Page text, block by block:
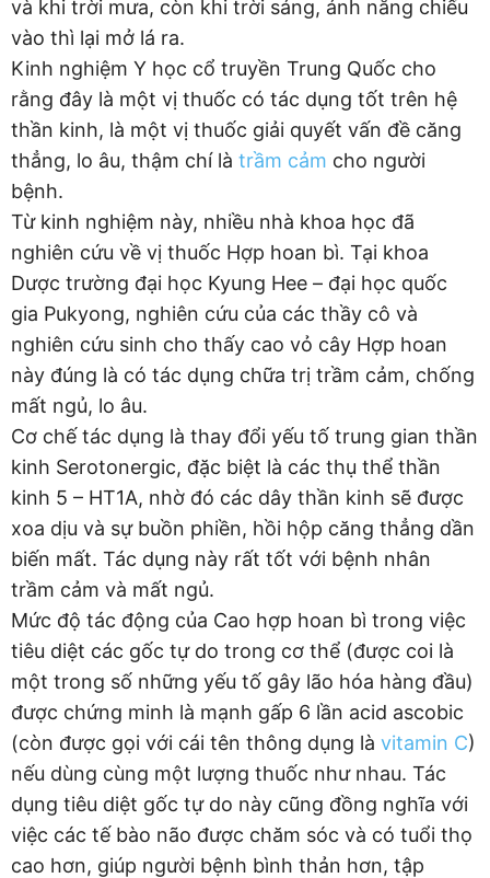
và khi trời mưa, còn khi trời sáng, ánh nắng chiếu
vào thì lại mở lá ra.
Kinh nghiệm Y học cổ truyền Trung Quốc cho
rằng đây là một vị thuốc có tác dụng tốt trên hệ
thần kinh, là một vị thuốc giải quyết vấn đề căng
thẳng, lo âu, thậm chí là trầm cảm cho người
bệnh.
Từ kinh nghiệm này, nhiều nhà khoa học đã
nghiên cứu về vị thuốc Hợp hoan bì. Tại khoa
Dược trường đại học Kyung Hee – đại học quốc
gia Pukyong, nghiên cứu của các thầy cô và
nghiên cứu sinh cho thấy cao vỏ cây Hợp hoan
này đúng là có tác dụng chữa trị trầm cảm, chống
mất ngủ, lo âu.
Cơ chế tác dụng là thay đổi yếu tố trung gian thần
kinh Serotonergic, đặc biệt là các thụ thể thần
kinh 5 – HT1A, nhờ đó các dây thần kinh sẽ được
xoa dịu và sự buồn phiền, hồi hộp căng thẳng dần
biến mất. Tác dụng này rất tốt với bệnh nhân
trầm cảm và mất ngủ.
Mức độ tác động của Cao hợp hoan bì trong việc
tiêu diệt các gốc tự do trong cơ thể (được coi là
một trong số những yếu tố gây lão hóa hàng đầu)
được chứng minh là mạnh gấp 6 lần acid ascobic
(còn được gọi với cái tên thông dụng là vitamin C)
nếu dùng cùng một lượng thuốc như nhau. Tác
dụng tiêu diệt gốc tự do này cũng đồng nghĩa với
việc các tế bào não được chăm sóc và có tuổi thọ
cao hơn, giúp người bệnh bình thản hơn, tập